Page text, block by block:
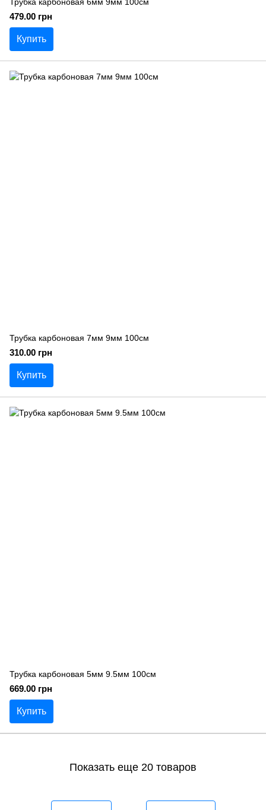
479.00 грн
Купить
Трубка карбоновая 7мм 9мм 100см
310.00 грн
Купить
Трубка карбоновая 5мм 9.5мм 100см
669.00 грн
Купить
Показать еще 20 товаров